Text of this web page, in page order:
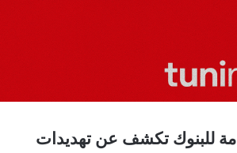
للبنوك تكشف عن تهديدات